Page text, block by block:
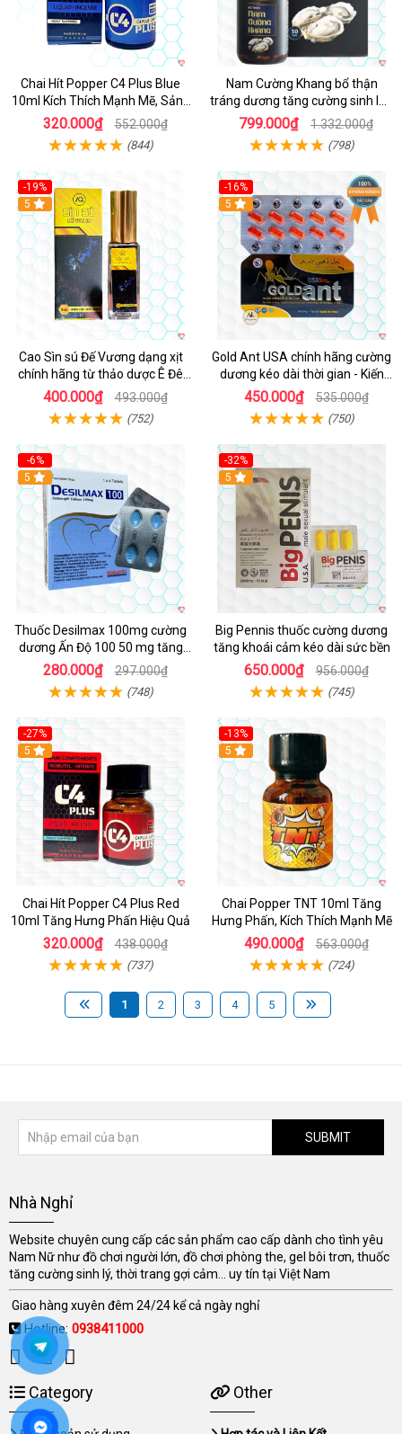
Chai Hít Popper C4 Plus Blue
10ml Kích Thích Mạnh Mẽ, Sảng
Khoái
320.000₫ 552.000₫
(844)
Nam Cường Khang bổ thận
tráng dương tăng cường sinh lực
nam
799.000₫ 1.332.000₫
(798)
-19%
5
Cao Sìn sú Đế Vương dạng xịt
chính hãng từ thảo dược Ê Đê
Việt Nam
400.000₫ 493.000₫
(752)
-16%
5
Gold Ant USA chính hãng cường
dương kéo dài thời gian - Kiến
Vàng Đen Tây Tạng
450.000₫ 535.000₫
(750)
-6%
5
Thuốc Desilmax 100mg cường
dương Ấn Độ 100 50 mg tăng
sinh lý tốt nhất
280.000₫ 297.000₫
(748)
-32%
5
Big Pennis thuốc cường dương
tăng khoái cảm kéo dài sức bền
650.000₫ 956.000₫
(745)
-27%
5
Chai Hít Popper C4 Plus Red
10ml Tăng Hưng Phấn Hiệu Quả
320.000₫ 438.000₫
(737)
-13%
5
Chai Popper TNT 10ml Tăng
Hưng Phấn, Kích Thích Mạnh Mẽ
490.000₫ 563.000₫
(724)
1 2 3 4 5
SUBMIT
Nhà Nghỉ
Website chuyên cung cấp các sản phẩm cao cấp dành cho tình yêu
Nam Nữ như đồ chơi người lớn, đồ chơi phòng the, gel bôi trơn, thuốc
tăng cường sinh lý, thời trang gợi cảm... uy tín tại Việt Nam
Giao hàng xuyên đêm 24/24 kể cả ngày nghỉ
Hotline: 0938411000
Category Other